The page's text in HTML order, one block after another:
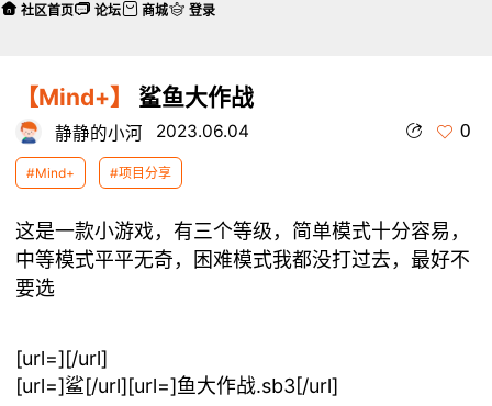
【Mind+】 鲨鱼大作战
静静的小河 2023.06.04 0
#Mind+ #项目分享
这是一款小游戏，有三个等级，简单模式十分容易，
中等模式平平无奇，困难模式我都没打过去，最好不
要选
[url=][/url]
[url=]鲨[/url][url=]鱼大作战.sb3[/url]
社区首页 论坛 商城 登录